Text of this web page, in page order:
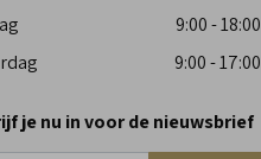
9:00 - 18:00
9:00 - 17:00
je nu in voor de nieuwsbrief